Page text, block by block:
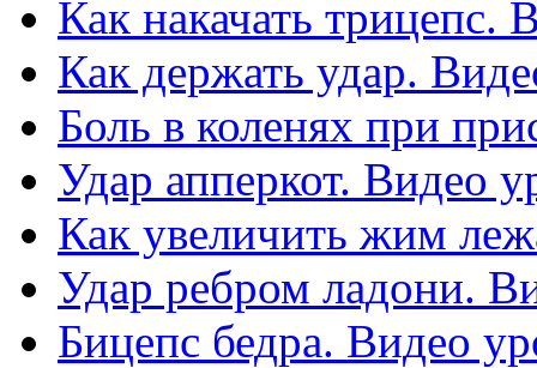
Как накачать трицепс.
Как держать удар.
Боль в коленях при
Удар апперкот. Видео
Как увеличить жим
Удар ребром ладони.
Бицепс бедра. Видео